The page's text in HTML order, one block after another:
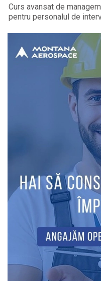
Curs avansat de
pentru personalul de